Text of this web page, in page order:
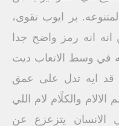
بر ايوب تقوى،
انه رمز واضح جدا
في وسط الاتعاب ديت
قد ايه تدل على عمق
الالام والكلًام لام اللي
الانسان يتزعزع عن